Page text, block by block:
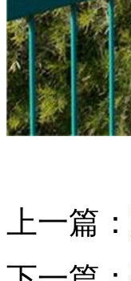
上一篇：